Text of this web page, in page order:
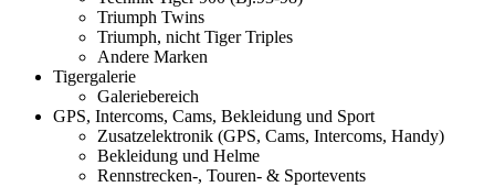
Triumph Twins
Triumph, nicht Tiger Triples
Andere Marken
Tigergalerie
Galeriebereich
GPS, Intercoms, Cams, Bekleidung und Sport
Zusatzelektronik (GPS, Cams, Intercoms, Handy)
Bekleidung und Helme
Rennstrecken-, Touren- & Sportevents